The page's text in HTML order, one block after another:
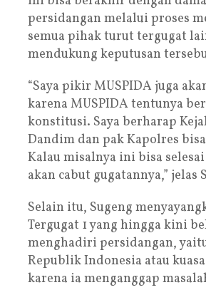
persidangan melalui proses
semua pihak turut tergugat
mendukung keputusan
“Saya pikir MUSPIDA juga
karena MUSPIDA tentunya
konstitusi. Saya berharap
Dandim dan pak Kapolres
Kalau misalnya ini bisa
akan cabut gugatannya,” jelas
Selain itu, Sugeng
Tergugat 1 yang hingga kini
menghadiri persidangan,
Republik Indonesia atau
karena ia menganggap